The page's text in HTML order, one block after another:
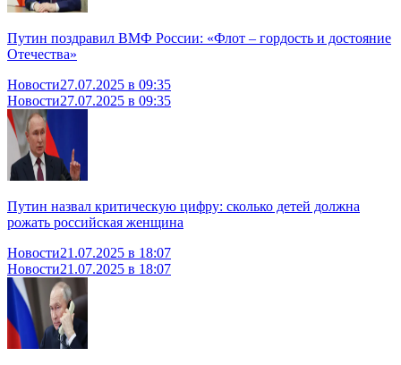
Путин поздравил ВМФ России: «Флот – гордость и достояние
Отечества»
Новости27.07.2025 в 09:35
Новости27.07.2025 в 09:35
Путин назвал критическую цифру: сколько детей должна
рожать российская женщина
Новости21.07.2025 в 18:07
Новости21.07.2025 в 18:07